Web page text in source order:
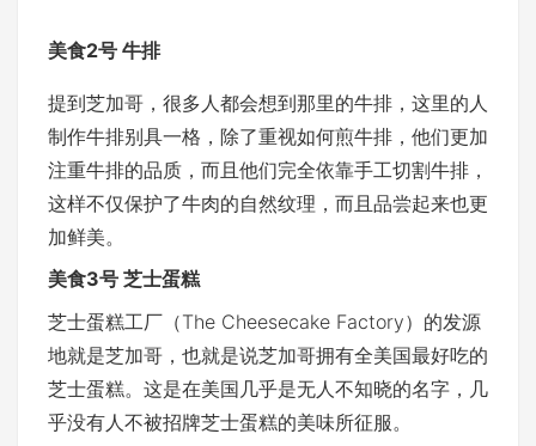
美食2号 牛排
提到芝加哥，很多人都会想到那里的牛排，这里的人
制作牛排别具一格，除了重视如何煎牛排，他们更加
注重牛排的品质，而且他们完全依靠手工切割牛排，
这样不仅保护了牛肉的自然纹理，而且品尝起来也更
加鲜美。
美食3号 芝士蛋糕
芝士蛋糕工厂（The Cheesecake Factory）的发源
地就是芝加哥，也就是说芝加哥拥有全美国最好吃的
芝士蛋糕。这是在美国几乎是无人不知晓的名字，几
乎没有人不被招牌芝士蛋糕的美味所征服。